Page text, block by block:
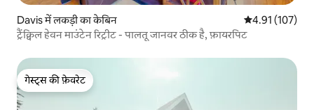
Davis में लकड़ी का केबिन औसत रेटिंग 5 में से
4.91 (107)
ट्रैंक्विल हेवन माउंटेन रिट्रीट - पालतू जानवर ठीक है, फ़ायरपिट
गेस्ट्स की फ़ेवरेट
गेस्ट्स की फ़ेवरेट